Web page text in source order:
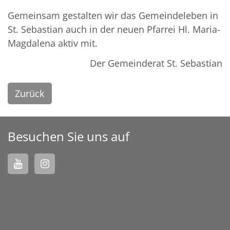
Gemeinsam gestalten wir das Gemeindeleben in
St. Sebastian auch in der neuen Pfarrei Hl. Maria-
Magdalena aktiv mit.
Der Gemeinderat St. Sebastian
Zurück
Besuchen Sie uns auf